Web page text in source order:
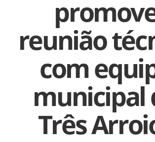
reunião
com
municipal
Três